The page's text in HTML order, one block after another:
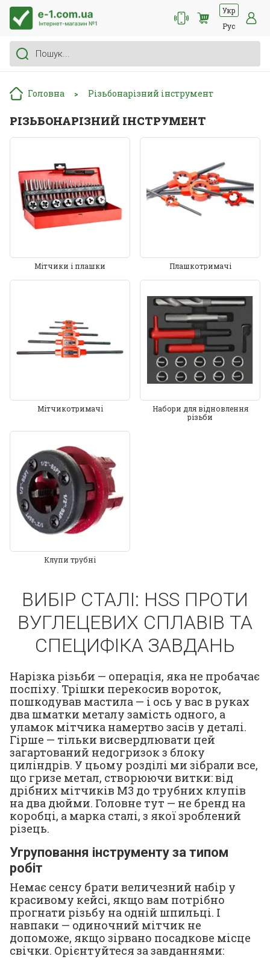
Укр
Рус
Головна > Різьбонарізний інструмент
РІЗЬБОНАРІЗНИЙ ІНСТРУМЕНТ
Мітчики і плашки Плашкотримачі
Мітчикотримачі
Набори для відновлення
різьби
Клупи трубні
ВИБІР СТАЛІ: HSS ПРОТИ
ВУГЛЕЦЕВИХ СПЛАВІВ ТА
СПЕЦИФІКА ЗАВДАНЬ
Нарізка різьби — операція, яка не пробачає
поспіху. Трішки перекосив вороток,
пошкодував мастила — і ось у вас в руках
два шматки металу замість одного, а
уламок мітчика намертво засів у деталі.
Гірше — тільки висвердлювати цей
загартований недогризок з блоку
циліндрів. У цьому розділі ми зібрали все,
що гризе метал, створюючи витки: від
дрібних мітчиків М3 до трубних клупів
на два дюйми. Головне тут — не бренд на
коробці, а марка сталі, з якої зроблений
різець.
Угруповання інструменту за типом
робіт
Немає сенсу брати величезний набір у
красивому кейсі, якщо вам потрібно
прогнати різьбу на одній шпильці. І
навпаки — одиночний мітчик не
допоможе, якщо зірвано посадкове місце
свічки. Орієнтуйтеся за завданнями: